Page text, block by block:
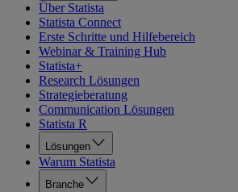
Über Statista
Statista Connect
Erste Schritte und Hilfebereich
Webinar & Training Hub
Statista+
Research Lösungen
Strategieberatung
Communication Lösungen
Statista R
Lösungen
Warum Statista
Branche